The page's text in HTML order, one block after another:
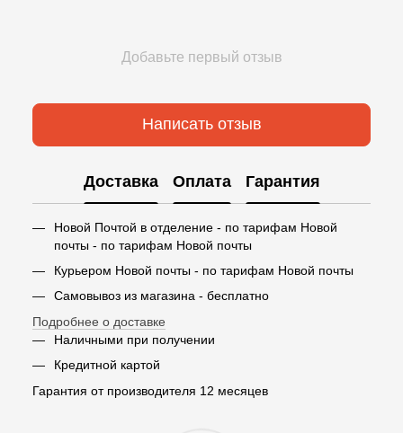
Добавьте первый отзыв
Написать отзыв
Доставка Оплата Гарантия
Новой Почтой в отделение - по тарифам Новой
почты - по тарифам Новой почты
Курьером Новой почты - по тарифам Новой почты
Самовывоз из магазина - бесплатно
Подробнее о доставке
Наличными при получении
Кредитной картой
Гарантия от производителя 12 месяцев